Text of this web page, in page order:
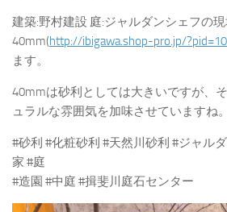
建築:野村建設 庭:ジャルダンシェフの
40mm(http://ibigawa.shop-pro.jp/
ます。
40mmは砂利としては大きいですが、
ュラルな雰囲気を加味させていますね。
#砂利 #化粧砂利 #天然川砂利 #ジャル
家 #庭
#造園 #中庭 #揖斐川庭石センター